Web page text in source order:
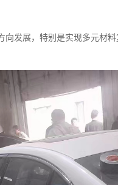
发展，特别是实现多元材